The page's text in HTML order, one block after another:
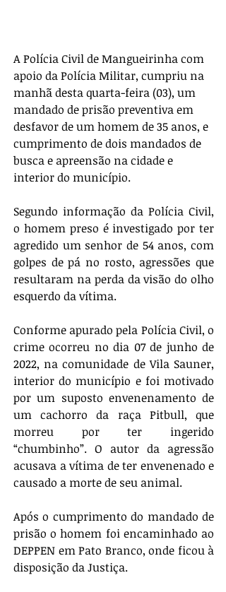
A Polícia Civil de Mangueirinha com
apoio da Polícia Militar, cumpriu na
manhã desta quarta-feira (03), um
mandado de prisão preventiva em
desfavor de um homem de 35 anos, e
cumprimento de dois mandados de
busca e apreensão na cidade e
interior do município.
Segundo informação da Polícia Civil,
o homem preso é investigado por ter
agredido um senhor de 54 anos, com
golpes de pá no rosto, agressões que
resultaram na perda da visão do olho
esquerdo da vítima.
Conforme apurado pela Polícia Civil, o
crime ocorreu no dia 07 de junho de
2022, na comunidade de Vila Sauner,
interior do município e foi motivado
por um suposto envenenamento de
um cachorro da raça Pitbull, que
morreu por ter ingerido
“chumbinho”. O autor da agressão
acusava a vítima de ter envenenado e
causado a morte de seu animal.
Após o cumprimento do mandado de
prisão o homem foi encaminhado ao
DEPPEN em Pato Branco, onde ficou à
disposição da Justiça.